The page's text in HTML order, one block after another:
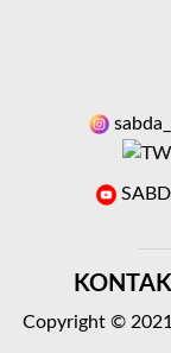
KONTAK
Copyright©